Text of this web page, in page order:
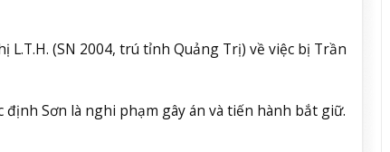
L.T.H. (SN 2004, trú tỉnh Quảng Trị) về việc bị Trần
định Sơn là nghi phạm gây án và tiến hành bắt giữ.